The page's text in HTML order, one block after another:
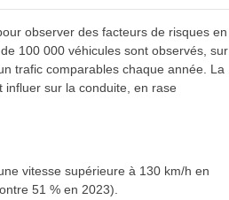
observer des facteurs de risques en
100 000 véhicules sont observés, sur
trafic comparables chaque année. La
sur la conduite, en rase
vitesse supérieure à 130 km/h en
51 % en 2023).